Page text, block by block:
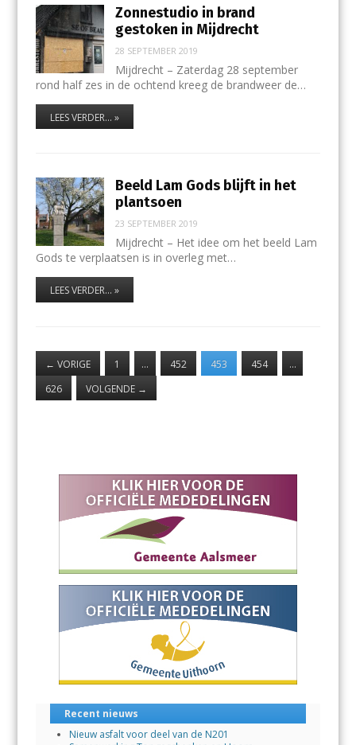
Zonnestudio in brand
gestoken in Mijdrecht
28 SEPTEMBER 2019
Mijdrecht – Zaterdag 28 september
rond half zes in de ochtend kreeg de brandweer de…
LEES VERDER... »
Beeld Lam Gods blijft in het
plantsoen
23 SEPTEMBER 2019
Mijdrecht – Het idee om het beeld Lam
Gods te verplaatsen is in overleg met…
LEES VERDER... »
← VORIGE 1 … 452 453 454
…
626
VOLGENDE →
Recent nieuws
Nieuw asfalt voor deel van de N201